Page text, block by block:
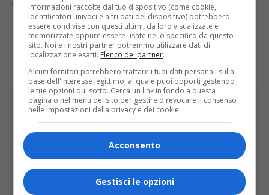
TEATRO PRO LOCO DI BORGOSESIA VACCINI VALSESIA
E TU COSA NE PENSI?
PUBBLICITÀ
informazioni raccolte dal tuo dispositivo (come cookie,
identificatori univoci e altri dati del dispositivo) potrebbero
essere condivise con questi ultimi, da loro visualizzate e
memorizzate oppure essere usate nello specifico da questo
sito. Noi e i nostri partner potremmo utilizzare dati di
localizzazione esatti. Elenco dei partner.
Alcuni fornitori potrebbero trattare i tuoi dati personali sulla
base dell'interesse legittimo, al quale puoi opporti gestendo
le tue opzioni qui sotto. Cerca un link in fondo a questa
pagina o nel menu del sito per gestire o revocare il consenso
nelle impostazioni della privacy e dei cookie.
Acconsento
Gestisci le opzioni